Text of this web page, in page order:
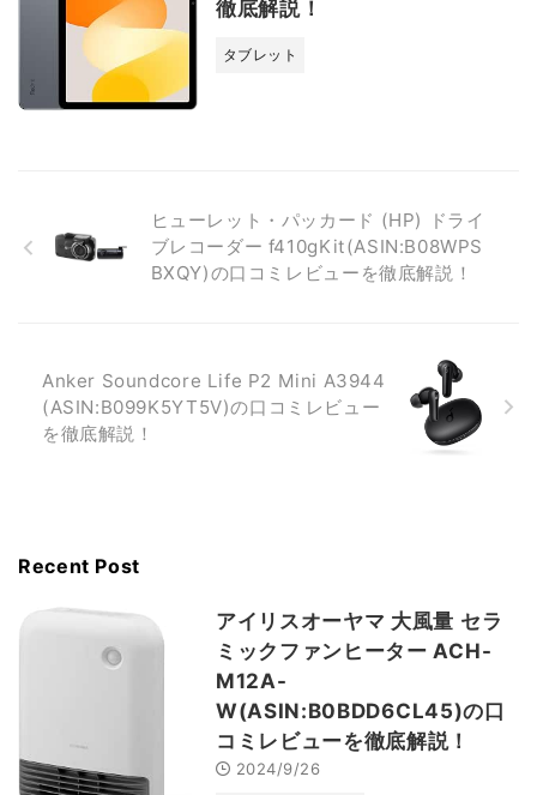
徹底解説！
タブレット
ヒューレット・パッカード (HP) ドライ
ブレコーダー f410gKit(ASIN:B08WPS
BXQY)の口コミレビューを徹底解説！
Anker Soundcore Life P2 Mini A3944
(ASIN:B099K5YT5V)の口コミレビュー
を徹底解説！
Recent Post
アイリスオーヤマ 大風量 セラ
ミックファンヒーター ACH-
M12A-
W(ASIN:B0BDD6CL45)の口
コミレビューを徹底解説！
2024/9/26